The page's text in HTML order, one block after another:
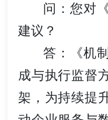
问：您对
建议？
答：《机
成与执行监督
架，为持续提